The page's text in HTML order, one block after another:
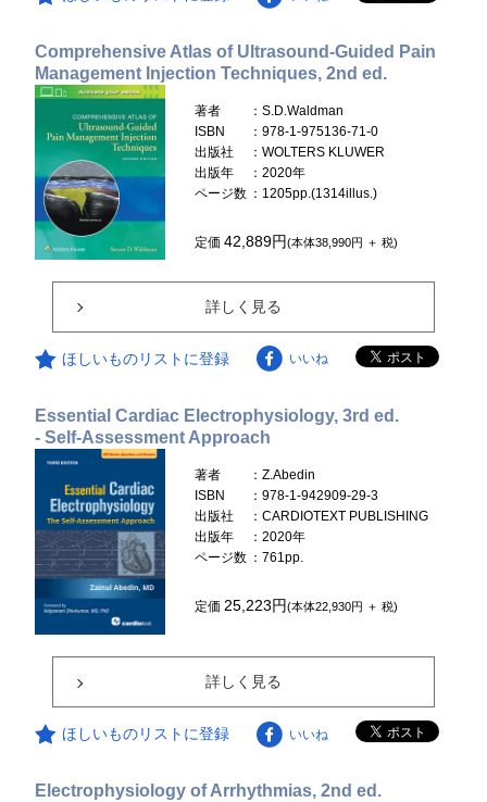
Comprehensive Atlas of Ultrasound-Guided Pain
Management Injection Techniques, 2nd ed.
著者
：S.D.Waldman
ISBN
：978-1-975136-71-0
出版社
：WOLTERS KLUWER
出版年
：2020年
ページ数 ：1205pp.(1314illus.)
定価42,889円(本体38,990円 ＋ 税)
詳しく見る
ほしいものリストに登録 いいね
Essential Cardiac Electrophysiology, 3rd ed.
- Self-Assessment Approach
著者
：Z.Abedin
ISBN
：978-1-942909-29-3
出版社
：CARDIOTEXT PUBLISHING
出版年
：2020年
ページ数 ：761pp.
定価 25,223円(本体22,930円 ＋ 税)
詳しく見る
ほしいものリストに登録 いいね
Electrophysiology of Arrhythmias, 2nd ed.